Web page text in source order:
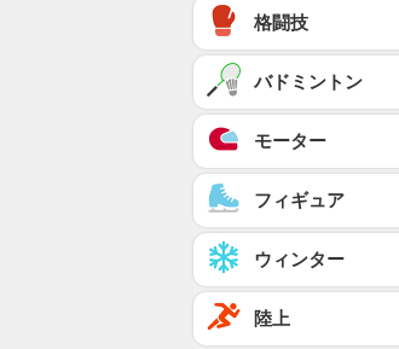
格闘技
バドミントン
モーター
フィギュア
ウィンター
陸上